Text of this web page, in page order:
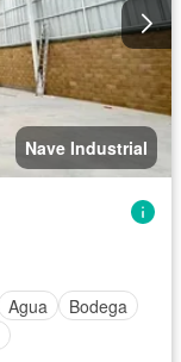
Nave Industrial
Agua
Bodega